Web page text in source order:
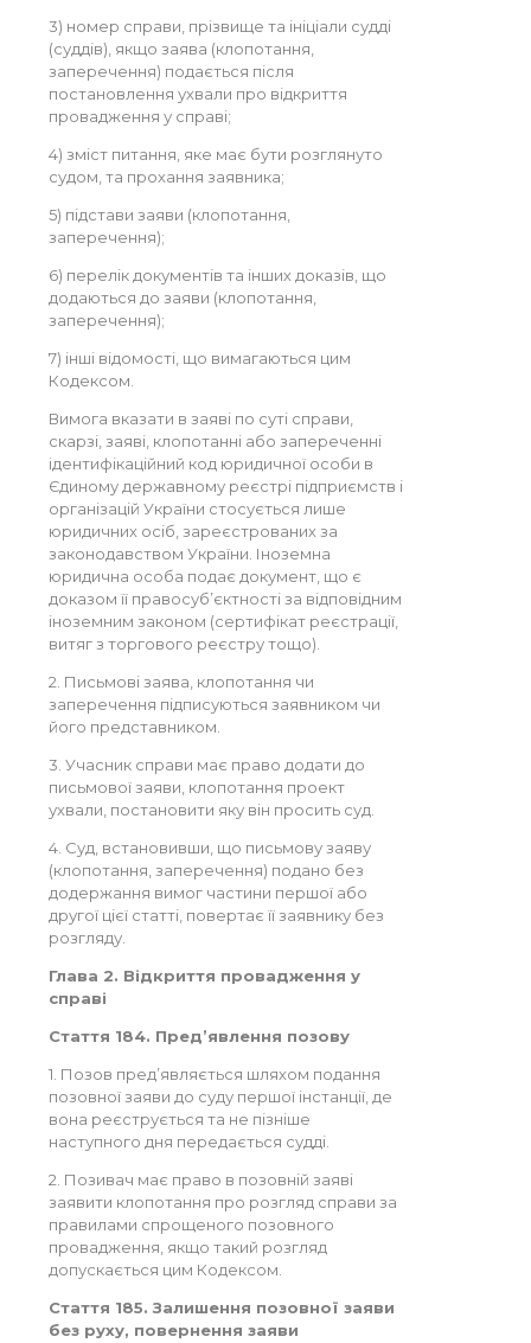
3) номер справи, прізвище та ініціали судді
(суддів), якщо заява (клопотання,
заперечення) подається після
постановлення ухвали про відкриття
провадження у справі;
4) зміст питання, яке має бути розглянуто
судом, та прохання заявника;
5) підстави заяви (клопотання,
заперечення);
6) перелік документів та інших доказів, що
додаються до заяви (клопотання,
заперечення);
7) інші відомості, що вимагаються цим
Кодексом.
Вимога вказати в заяві по суті справи,
скарзі, заяві, клопотанні або запереченні
ідентифікаційний код юридичної особи в
Єдиному державному реєстрі підприємств і
організацій України стосується лише
юридичних осіб, зареєстрованих за
законодавством України. Іноземна
юридична особа подає документ, що є
доказом її правосуб’єктності за відповідним
іноземним законом (сертифікат реєстрації,
витяг з торгового реєстру тощо).
2. Письмові заява, клопотання чи
заперечення підписуються заявником чи
його представником.
3. Учасник справи має право додати до
письмової заяви, клопотання проект
ухвали, постановити яку він просить суд.
4. Суд, встановивши, що письмову заяву
(клопотання, заперечення) подано без
додержання вимог частини першої або
другої цієї статті, повертає її заявнику без
розгляду.
Глава 2. Відкриття провадження у
справі
Стаття 184. Пред’явлення позову
1. Позов пред’являється шляхом подання
позовної заяви до суду першої інстанції, де
вона реєструється та не пізніше
наступного дня передається судді.
2. Позивач має право в позовній заяві
заявити клопотання про розгляд справи за
правилами спрощеного позовного
провадження, якщо такий розгляд
допускається цим Кодексом.
Стаття 185. Залишення позовної заяви
без руху, повернення заяви